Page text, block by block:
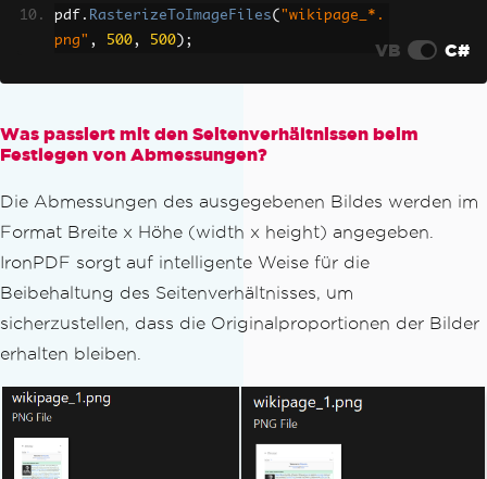
pdf . RasterizeToImageFiles( "wikipage_*.
png" , 500, 500 ); VB C#
Was passiert mit den Seitenverhältnissen beim
Festlegen von Abmessungen?
Die Abmessungen des ausgegebenen Bildes werden im
Format Breite x Höhe (width x height) angegeben.
IronPDF sorgt auf intelligente Weise für die
Beibehaltung des Seitenverhältnisses, um
sicherzustellen, dass die Originalproportionen der Bilder
erhalten bleiben.